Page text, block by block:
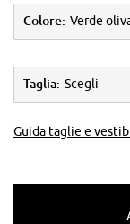
Colore: Verde
Taglia: Scegli
Guida taglie e